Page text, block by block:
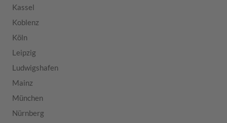
Kassel
Koblenz
Köln
Leipzig
Ludwigshafen
Mainz
München
Nürnberg